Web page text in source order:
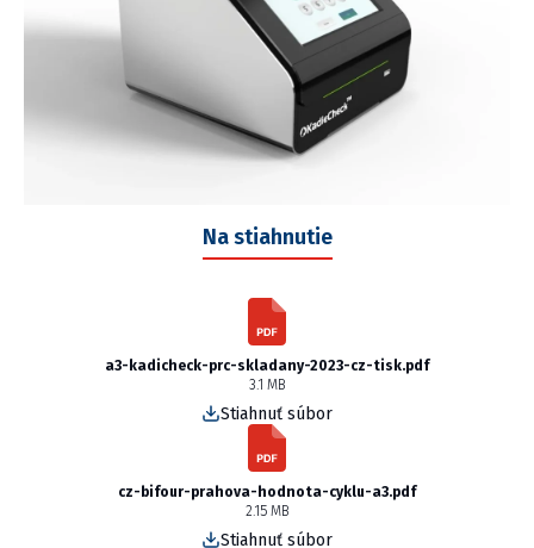
Na stiahnutie
a3-kadicheck-prc-skladany-2023-cz-tisk.pdf
3.1 MB
Stiahnuť súbor
cz-bifour-prahova-hodnota-cyklu-a3.pdf
2.15 MB
Stiahnuť súbor